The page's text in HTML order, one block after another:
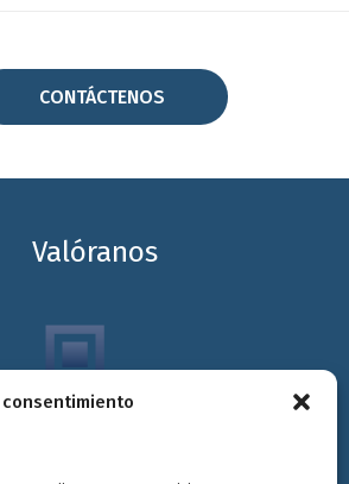
CONTÁCTENOS
Valóranos
Envitec Murcia: